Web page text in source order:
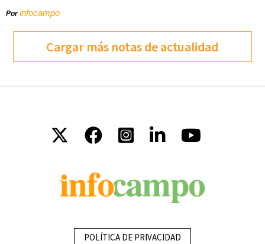
Porinfocampo
Cargar más notas de actualidad
POLÍTICA DE PRIVACIDAD